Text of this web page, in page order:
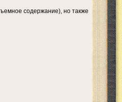
содержание), но также